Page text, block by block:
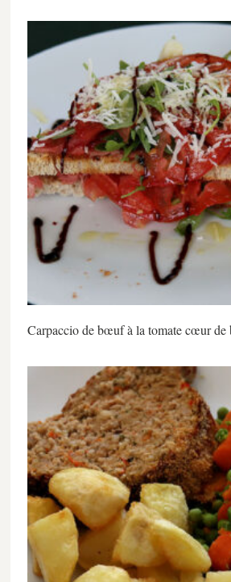
Carpaccio de bœuf à la tomate cœur